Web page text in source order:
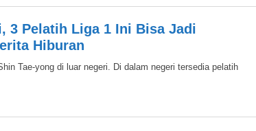
3 Pelatih Liga 1 Ini Bisa Jadi
Hiburan
Tae-yong di luar negeri. Di dalam negeri tersedia pelatih